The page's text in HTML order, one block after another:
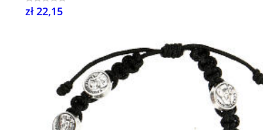
zł 22,15